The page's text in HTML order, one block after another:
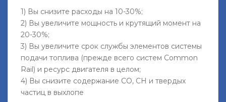
1) Вы снизите расходы на 10-30%;
2) Вы увеличите мощность и крутящий момент на
20-30%;
3) Вы увеличите срок службы элементов системы
подачи топлива (прежде всего систем Common
Rail) и ресурс двигателя в целом;
4) Вы снизите содержание СО, СН и твердых
частиц в выхлопе